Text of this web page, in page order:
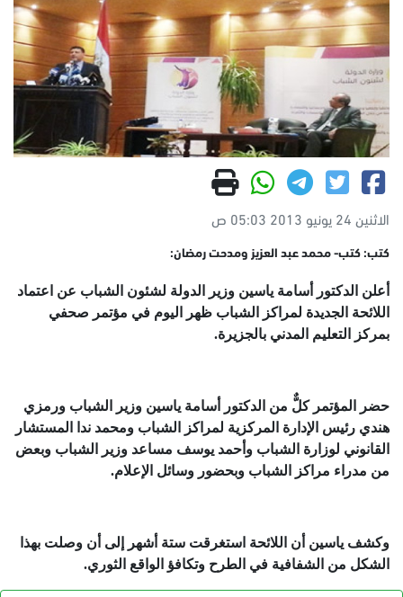
الاثنين 24 يونيو 2013 05:03 ص
كتب: كتب- محمد عبد العزيز ومدحت رمضان:
أعلن الدكتور أسامة ياسين وزير الدولة لشئون الشباب عن اعتماد
اللائحة الجديدة لمراكز الشباب ظهر اليوم في مؤتمر صحفي
بمركز التعليم المدني بالجزيرة.
حضر المؤتمر كلٌّ من الدكتور أسامة ياسين وزير الشباب ورمزي
هندي رئيس الإدارة المركزية لمراكز الشباب ومحمد ندا المستشار
القانوني لوزارة الشباب وأحمد يوسف مساعد وزير الشباب وبعض
من مدراء مراكز الشباب وبحضور وسائل الإعلام.
وكشف ياسين أن اللائحة استغرقت ستة أشهر إلى أن وصلت بهذا
الشكل من الشفافية في الطرح وتكافؤ الواقع الثوري.